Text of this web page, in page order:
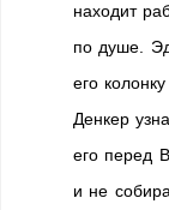
находит
по душе.
его
Денкер
его перед
и не